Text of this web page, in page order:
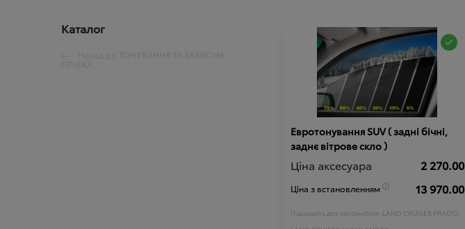
Каталог
Евротонування SUV ( задні бічні,
заднє вітрове скло )
Ціна аксесуара 2 270.00
Ціна з встановленням 13 970.00
Підходить для автомобіля :LAND CRUISER PRADO;